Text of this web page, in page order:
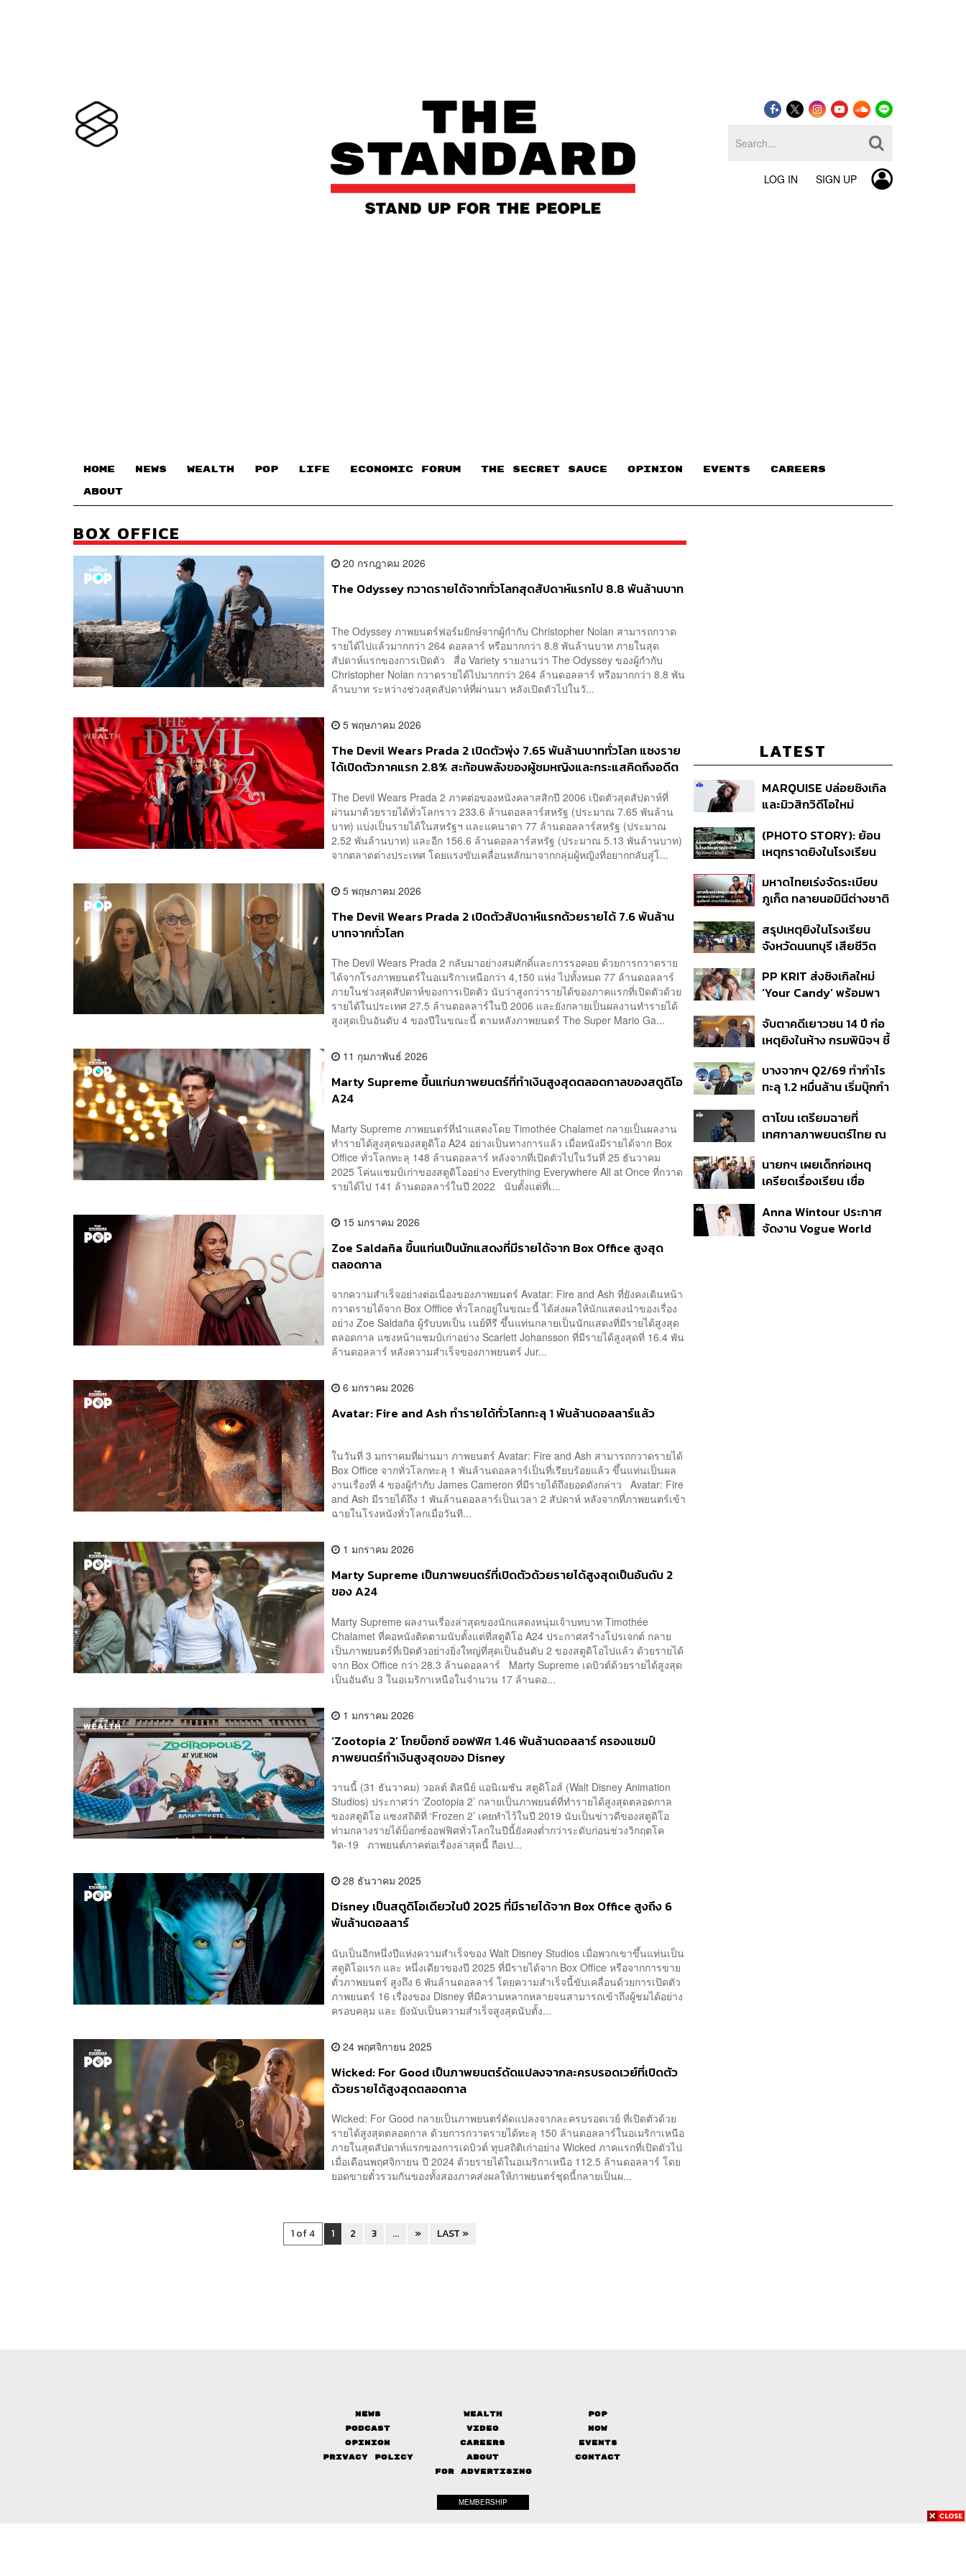
LOG IN SIGN UP
HOME NEWS WEALTH POP LIFE ECONOMIC FORUM THE SECRET SAUCE​ OPINION EVENTS CAREERS
ABOUT
BOX OFFICE
20 กรกฎาคม 2026
The Odyssey กวาดรายได้จากทั่วโลกสุดสัปดาห์แรกไป 8.8 พันล้านบาท
The Odyssey ภาพยนตร์ฟอร์มยักษ์จากผู้กำกับ Christopher Nolan สามารถกวาด
รายได้ไปแล้วมากกว่า 264 ดอลลาร์ หรือมากกว่า 8.8 พันล้านบาท ภายในสุด
สัปดาห์แรกของการเปิดตัว สื่อ Variety รายงานว่า The Odyssey ของผู้กำกับ
Christopher Nolan กวาดรายได้ไปมากกว่า 264 ล้านดอลลาร์ หรือมากกว่า 8.8 พัน
ล้านบาท ระหว่างช่วงสุดสัปดาห์ที่ผ่านมา หลังเปิดตัวไปในวั...
5 พฤษภาคม 2026
The Devil Wears Prada 2 เปิดตัวพุ่ง 7.65 พันล้านบาททั่วโลก แซงราย
ได้เปิดตัวภาคแรก 2.8% สะท้อนพลังของผู้ชมหญิงและกระแสคิดถึงอดีต
The Devil Wears Prada 2 ภาคต่อของหนังคลาสสิกปี 2006 เปิดตัวสุดสัปดาห์ที่
ผ่านมาด้วยรายได้ทั่วโลกราว 233.6 ล้านดอลลาร์สหรัฐ (ประมาณ 7.65 พันล้าน
บาท) แบ่งเป็นรายได้ในสหรัฐฯ และแคนาดา 77 ล้านดอลลาร์สหรัฐ (ประมาณ
2.52 พันล้านบาท) และอีก 156.6 ล้านดอลลาร์สหรัฐ (ประมาณ 5.13 พันล้านบาท)
จากตลาดต่างประเทศ โดยแรงขับเคลื่อนหลักมาจากกลุ่มผู้หญิงที่อยากกลับสู่โ...
5 พฤษภาคม 2026
The Devil Wears Prada 2 เปิดตัวสัปดาห์แรกด้วยรายได้ 7.6 พันล้าน
บาทจากทั่วโลก
The Devil Wears Prada 2 กลับมาอย่างสมศักดิ์และการรอคอย ด้วยการกวาดราย
ได้จากโรงภาพยนตร์ในอเมริกาเหนือกว่า 4,150 แห่ง ไปทั้งหมด 77 ล้านดอลลาร์
ภายในช่วงสุดสัปดาห์ของการเปิดตัว นับว่าสูงกว่ารายได้ของภาคแรกที่เปิดตัวด้วย
รายได้ในประเทศ 27.5 ล้านดอลลาร์ในปี 2006 และยังกลายเป็นผลงานทำรายได้
สูงสุดเป็นอันดับ 4 ของปีในขณะนี้ ตามหลังภาพยนตร์ The Super Mario Ga...
11 กุมภาพันธ์ 2026
Marty Supreme ขึ้นแท่นภาพยนตร์ที่ทำเงินสูงสุดตลอดกาลของสตูดิโอ
A24
Marty Supreme ภาพยนตร์ที่นำแสดงโดย Timothée Chalamet กลายเป็นผลงาน
ทำรายได้สูงสุดของสตูดิโอ A24 อย่างเป็นทางการแล้ว เมื่อหนังมีรายได้จาก Box
Office ทั่วโลกทะลุ 148 ล้านดอลลาร์ หลังจากที่เปิดตัวไปในวันที่ 25 ธันวาคม
2025 โค่นแชมป์เก่าของสตูดิโออย่าง Everything Everywhere All at Once ที่กวาด
รายได้ไป 141 ล้านดอลลาร์ในปี 2022 นับตั้งแต่ที่เ...
15 มกราคม 2026
Zoe Saldaña ขึ้นแท่นเป็นนักแสดงที่มีรายได้จาก Box Office สูงสุด
ตลอดกาล
จากความสำเร็จอย่างต่อเนื่องของภาพยนตร์ Avatar: Fire and Ash ที่ยังคงเดินหน้า
กวาดรายได้จาก Box Offfice ทั่วโลกอยู่ในขณะนี้ ได้ส่งผลให้นักแสดงนำของเรื่อง
อย่าง Zoe Saldaña ผู้รับบทเป็น เนย์ทีรี ขึ้นแท่นกลายเป็นนักแสดงที่มีรายได้สูงสุด
ตลอดกาล แซงหน้าแชมป์เก่าอย่าง Scarlett Johansson ที่มีรายได้สูงสุดที่ 16.4 พัน
ล้านดอลลาร์ หลังความสำเร็จของภาพยนตร์ Jur...
6 มกราคม 2026
Avatar: Fire and Ash ทำรายได้ทั่วโลกทะลุ 1 พันล้านดอลลาร์แล้ว
ในวันที่ 3 มกราคมที่ผ่านมา ภาพยนตร์ Avatar: Fire and Ash สามารถกวาดรายได้
Box Office จากทั่วโลกทะลุ 1 พันล้านดอลลาร์เป็นที่เรียบร้อยแล้ว ขึ้นแท่นเป็นผล
งานเรื่องที่ 4 ของผู้กำกับ James Cameron ที่มีรายได้ถึงยอดดังกล่าว Avatar: Fire
and Ash มีรายได้ถึง 1 พันล้านดอลลาร์เป็นเวลา 2 สัปดาห์ หลังจากที่ภาพยนตร์เข้า
ฉายในโรงหนังทั่วโลกเมื่อวันที...
1 มกราคม 2026
Marty Supreme เป็นภาพยนตร์ที่เปิดตัวด้วยรายได้สูงสุดเป็นอันดับ 2
ของ A24
Marty Supreme ผลงานเรื่องล่าสุดของนักแสดงหนุ่มเจ้าบทบาท Timothée
Chalamet ที่คอหนังติดตามนับตั้งแต่ที่สตูดิโอ A24 ประกาศสร้างโปรเจกต์ กลาย
เป็นภาพยนตร์ที่เปิดตัวอย่างยิ่งใหญ่ที่สุดเป็นอันดับ 2 ของสตูดิโอไปแล้ว ด้วยรายได้
จาก Box Office กว่า 28.3 ล้านดอลลาร์ Marty Supreme เดบิวต์ด้วยรายได้สูงสุด
เป็นอันดับ 3 ในอเมริกาเหนือในจำนวน 17 ล้านดอ...
1 มกราคม 2026
‘Zootopia 2’ โกยบ็อกซ์ ออฟฟิศ 1.46 พันล้านดอลลาร์ ครองแชมป์
ภาพยนตร์ทำเงินสูงสุดของ Disney
วานนี้ (31 ธันวาคม) วอลต์ ดิสนีย์ แอนิเมชัน สตูดิโอส์ (Walt Disney Animation
Studios) ประกาศว่า ‘Zootopia 2’ กลายเป็นภาพยนต์ที่ทำรายได้สูงสุดตลอดกาล
ของสตูดิโอ แซงสถิติที่ ‘Frozen 2’ เคยทำไว้ในปี 2019 นับเป็นข่าวดีของสตูดิโอ
ท่ามกลางรายได้บ็อกซ์ออฟฟิศทั่วโลกในปีนี้ยังคงต่ำกว่าระดับก่อนช่วงวิกฤตโค
วิด-19 ภาพยนต์ภาคต่อเรื่องล่าสุดนี้ ถือเป...
28 ธันวาคม 2025
Disney เป็นสตูดิโอเดียวในปี 2025 ที่มีรายได้จาก Box Office สูงถึง 6
พันล้านดอลลาร์
นับเป็นอีกหนึ่งปีแห่งความสำเร็จของ Walt Disney Studios เมื่อพวกเขาขึ้นแท่นเป็น
สตูดิโอแรก และ หนึ่งเดียวของปี 2025 ที่มีรายได้จาก Box Office หรือจากการขาย
ตั๋วภาพยนตร์ สูงถึง 6 พันล้านดอลลาร์ โดยความสำเร็จนี้ขับเคลื่อนด้วยการเปิดตัว
ภาพยนตร์ 16 เรื่องของ Disney ที่มีความหลากหลายจนสามารถเข้าถึงผู้ชมได้อย่าง
ครอบคลุม และ ยังนับเป็นความสำเร็จสูงสุดนับตั้ง...
24 พฤศจิกายน 2025
Wicked: For Good เป็นภาพยนตร์ดัดแปลงจากละครบรอดเวย์ที่เปิดตัว
ด้วยรายได้สูงสุดตลอดกาล
Wicked: For Good กลายเป็นภาพยนตร์ดัดแปลงจากละครบรอดเวย์ ที่เปิดตัวด้วย
รายได้สูงสุดตลอดกาล ด้วยการกวาดรายได้ทะลุ 150 ล้านดอลลาร์ในอเมริกาเหนือ
ภายในสุดสัปดาห์แรกของการเดบิวต์ ทุบสถิติเก่าอย่าง Wicked ภาคแรกที่เปิดตัวไป
เมื่อเดือนพฤศจิกายน ปี 2024 ด้วยรายได้ในอเมริกาเหนือ 112.5 ล้านดอลลาร์ โดย
ยอดขายตั๋วรวมกันของทั้งสองภาคส่งผลให้ภาพยนตร์ชุดนี้กลายเป็นผ...
1 of 4 1 2 3 ... » LAST »
LATEST
MARQUISE ปล่อยซิงเกิล
และมิวสิกวิดีโอใหม่
สัมพันธ์สุด Toxic
(PHOTO STORY): ย้อน
เหตุกราดยิงในโรงเรียน
นักเรียน
มหาดไทยเร่งจัดระเบียบ
ภูเก็ต ทลายนอมินีต่างชาติ
ที่ดิน เคลียร์ใบอนุญาต
โรงแรมค้าง 7 ปี
สรุปเหตุยิงในโรงเรียน
จังหวัดนนทบุรี เสียชีวิต
ปมค้นประวัติคดีกราดยิงที่
สหรัฐฯ
PP KRIT ส่งซิงเกิลใหม่
‘Your Candy’ พร้อมพา
สิกวิดีโอ
จับตาคดีเยาวชน 14 ปี ก่อ
เหตุยิงในห้าง กรมพินิจฯ ชี้
เนื่อง ประเมินปล่อยตัว
บางจากฯ Q2/69 ทำกำไร
ทะลุ 1.2 หมื่นล้าน เริ่มบุ๊กกำ
แรก หนุนรายได้ครึ่งปีทะลุ
3.2 แสนล้าน
ตาโขน เตรียมฉายที่
เทศกาลภาพยนตร์ไทย ณ
นายกฯ เผยเด็กก่อเหตุ
เครียดเรื่องเรียน เชื่อ
กระสุนอีกกว่า 30 นัด หาก
ไม่จบชีวิตตัวเองอาจสูญ
Anna Wintour ประกาศ
จัดงาน Vogue World
News Wealth
Pop
Podcast
Video
Now
Opinion
Careers
Events
Privacy Policy
About
Contact
FOR ADVERTISING
MEMBERSHIP